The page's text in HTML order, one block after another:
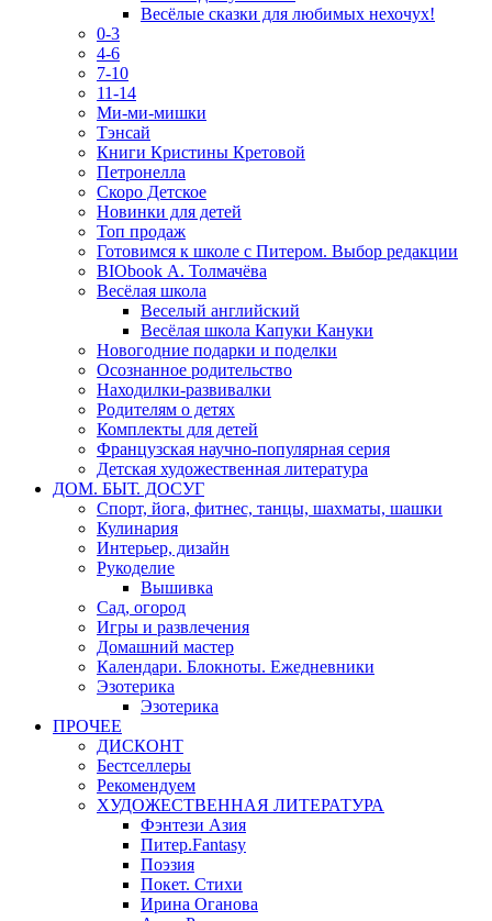
Весёлые сказки для любимых нехочух!
0-3
4-6
7-10
11-14
Ми-ми-мишки
Тэнсай
Книги Кристины Кретовой
Петронелла
Скоро Детское
Новинки для детей
Топ продаж
Готовимся к школе с Питером. Выбор редакции
BIObook А. Толмачёва
Весёлая школа
Веселый английский
Весёлая школа Капуки Кануки
Новогодние подарки и поделки
Осознанное родительство
Находилки-развивалки
Родителям о детях
Комплекты для детей
Французская научно-популярная серия
Детская художественная литература
ДОМ. БЫТ. ДОСУГ
Спорт, йога, фитнес, танцы, шахматы, шашки
Кулинария
Интерьер, дизайн
Рукоделие
Вышивка
Сад, огород
Игры и развлечения
Домашний мастер
Календари. Блокноты. Ежедневники
Эзотерика
Эзотерика
ПРОЧЕЕ
ДИСКОНТ
Бестселлеры
Рекомендуем
ХУДОЖЕСТВЕННАЯ ЛИТЕРАТУРА
Фэнтези Азия
Питер.Fantasy
Поэзия
Покет. Стихи
Ирина Оганова